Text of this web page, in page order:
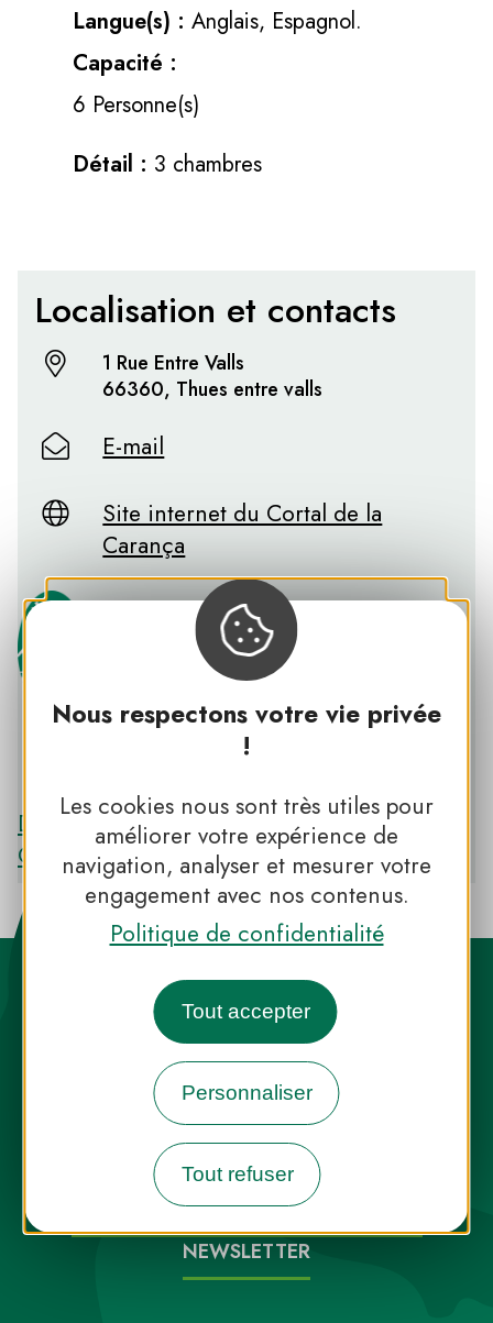
Nous respectons votre vie privée
!
Les cookies nous sont très utiles pour
améliorer votre expérience de
navigation, analyser et mesurer votre
engagement avec nos contenus.
Politique de confidentialité
Tout accepter
Personnaliser
Tout refuser
Langue(s) : Anglais, Espagnol.
Capacité :
6 Personne(s)
Détail : 3 chambres
Localisation et contacts
1 Rue Entre Valls
66360, Thues entre valls
E-mail
Site internet du Cortal de la
Carança
Découvrir le PNR DES PYRÉNÉES
CATALANES
Destination Parcs, de l’inspiration en
toute saison
INFOS PRESSEFAQNOUS CONTACTER
NEWSLETTER